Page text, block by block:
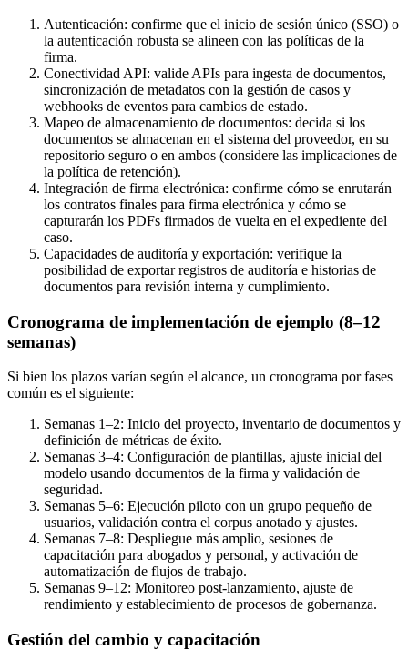
Autenticación: confirme que el inicio de sesión único (SSO) o
la autenticación robusta se alineen con las políticas de la
firma.
Conectividad API: valide APIs para ingesta de documentos,
sincronización de metadatos con la gestión de casos y
webhooks de eventos para cambios de estado.
Mapeo de almacenamiento de documentos: decida si los
documentos se almacenan en el sistema del proveedor, en su
repositorio seguro o en ambos (considere las implicaciones de
la política de retención).
Integración de firma electrónica: confirme cómo se enrutarán
los contratos finales para firma electrónica y cómo se
capturarán los PDFs firmados de vuelta en el expediente del
caso.
Capacidades de auditoría y exportación: verifique la
posibilidad de exportar registros de auditoría e historias de
documentos para revisión interna y cumplimiento.
Cronograma de implementación de ejemplo (8–12
semanas)
Si bien los plazos varían según el alcance, un cronograma por fases
común es el siguiente:
Semanas 1–2: Inicio del proyecto, inventario de documentos y
definición de métricas de éxito.
Semanas 3–4: Configuración de plantillas, ajuste inicial del
modelo usando documentos de la firma y validación de
seguridad.
Semanas 5–6: Ejecución piloto con un grupo pequeño de
usuarios, validación contra el corpus anotado y ajustes.
Semanas 7–8: Despliegue más amplio, sesiones de
capacitación para abogados y personal, y activación de
automatización de flujos de trabajo.
Semanas 9–12: Monitoreo post-lanzamiento, ajuste de
rendimiento y establecimiento de procesos de gobernanza.
Gestión del cambio y capacitación